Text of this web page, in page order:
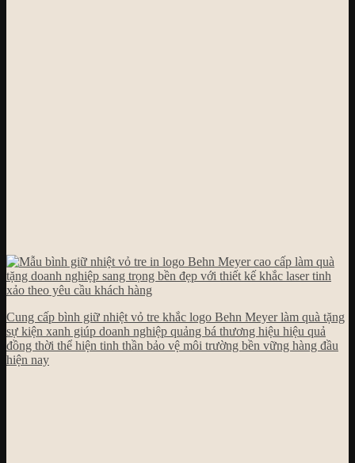
Cung cấp bình giữ nhiệt vỏ tre khắc logo Behn Meyer làm quà tặng
sự kiện xanh giúp doanh nghiệp quảng bá thương hiệu hiệu quả
đồng thời thể hiện tinh thần bảo vệ môi trường bền vững hàng đầu
hiện nay